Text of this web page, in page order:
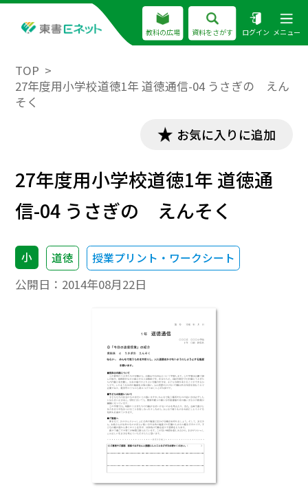
教科の広場 資料をさがす ログイン メニュー
TOP
27年度用小学校道徳1年 道徳通信-04 うさぎの えん
そく
お気に入りに追加
27年度用小学校道徳1年 道徳通
信-04 うさぎの えんそく
小 道徳 授業プリント・ワークシート
公開日： 2014年08月22日